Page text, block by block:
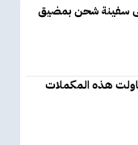
سفينة شحن بمضيق
هذه المكملات